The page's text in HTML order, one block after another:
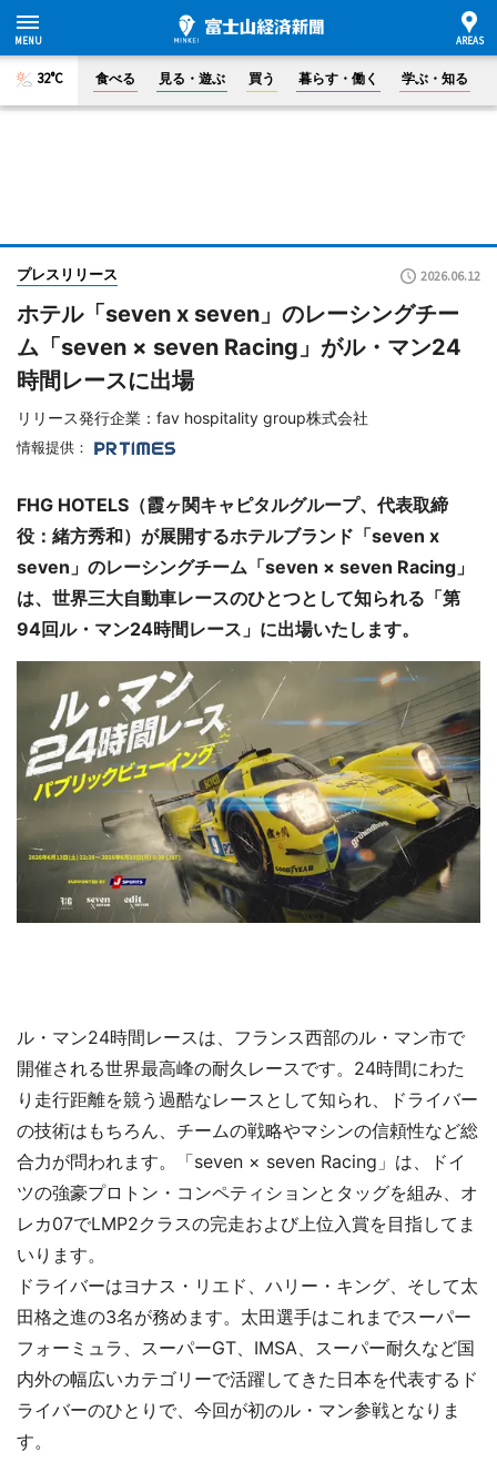
32°C 食べる 見る・遊ぶ 買う 暮らす・働く 学ぶ・知る
プレスリリース 2026.06.12
ホテル「seven x seven」のレーシングチー
ム「seven × seven Racing」がル・マン24
時間レースに出場
リリース発行企業：fav hospitality group株式会社
情報提供：
FHG HOTELS（霞ヶ関キャピタルグループ、代表取締
役：緒方秀和）が展開するホテルブランド「seven x
seven」のレーシングチーム「seven × seven Racing」
は、世界三大自動車レースのひとつとして知られる「第
94回ル・マン24時間レース」に出場いたします。
ル・マン24時間レースは、フランス西部のル・マン市で
開催される世界最高峰の耐久レースです。24時間にわた
り走行距離を競う過酷なレースとして知られ、ドライバー
の技術はもちろん、チームの戦略やマシンの信頼性など総
合力が問われます。「seven × seven Racing」は、ドイ
ツの強豪プロトン・コンペティションとタッグを組み、オ
レカ07でLMP2クラスの完走および上位入賞を目指してま
いります。
ドライバーはヨナス・リエド、ハリー・キング、そして太
田格之進の3名が務めます。太田選手はこれまでスーパー
フォーミュラ、スーパーGT、IMSA、スーパー耐久など国
内外の幅広いカテゴリーで活躍してきた日本を代表するド
ライバーのひとりで、今回が初のル・マン参戦となりま
す。